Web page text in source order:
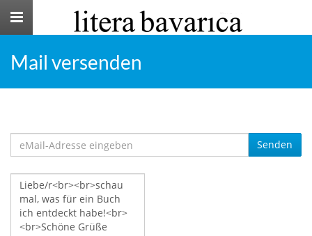
Toggle
Mail versenden
Senden